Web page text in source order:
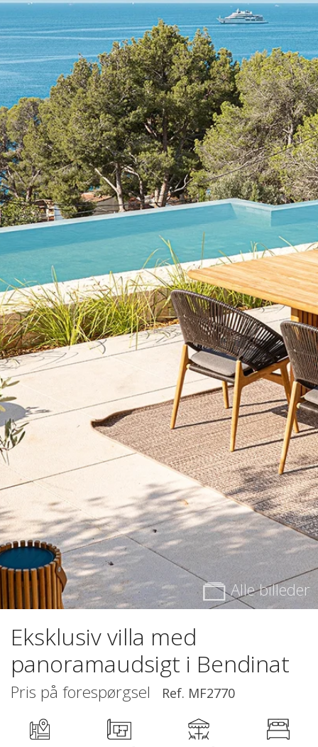
Alle billeder
Eksklusiv villa med
panoramaudsigt i Bendinat
Pris på forespørgsel Ref. MF2770